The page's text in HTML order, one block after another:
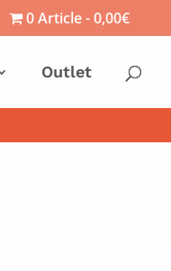
0 Article 0,00€
Outlet